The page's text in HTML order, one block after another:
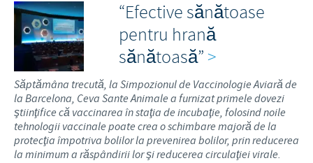
“Efective sănătoase
pentru hrană
sănătoasă” >
Săptămâna trecută, la Simpozionul de Vaccinologie Aviară de
la Barcelona, Ceva Sante Animale a furnizat primele dovezi
ştiinţifice că vaccinarea în staţia de incubaţie, folosind noile
tehnologii vaccinale poate crea o schimbare majoră de la
protecţia împotriva bolilor la prevenirea bolilor, prin reducerea
la minimum a răspândirii lor şi reducerea circulaţiei virale.